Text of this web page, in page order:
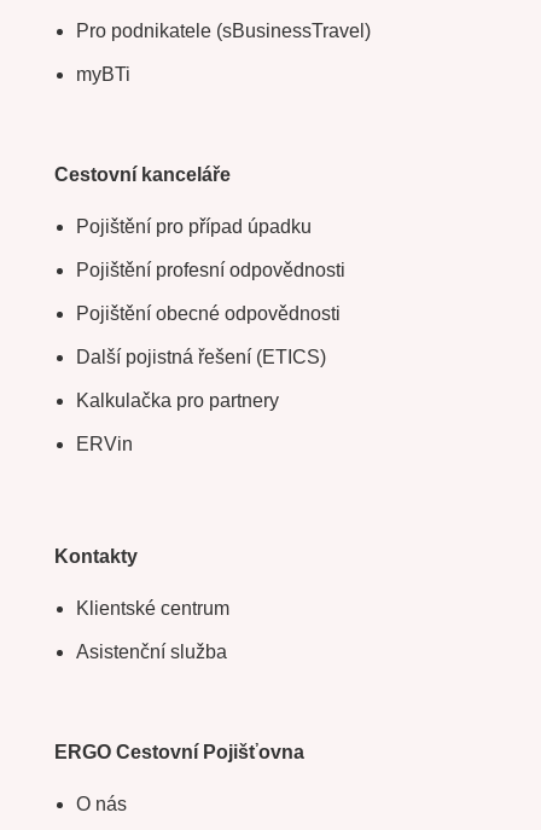
Pro podnikatele (sBusinessTravel)
myBTi
Cestovní kanceláře
Pojištění pro případ úpadku
Pojištění profesní odpovědnosti
Pojištění obecné odpovědnosti
Další pojistná řešení (ETICS)
Kalkulačka pro partnery
ERVin
Kontakty
Klientské centrum
Asistenční služba
ERGO Cestovní Pojišťovna
O nás